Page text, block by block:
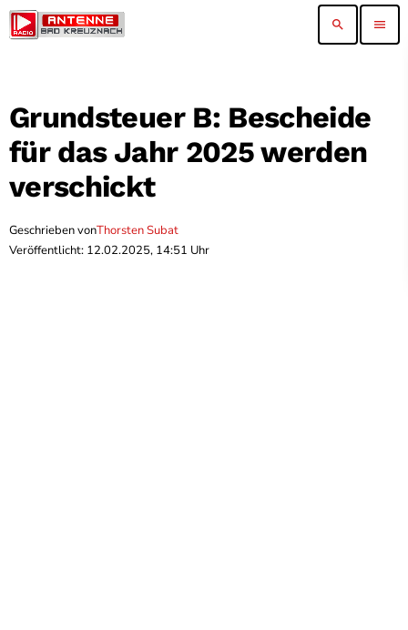
search menu
Grundsteuer B: Bescheide
für das Jahr 2025 werden
verschickt
Geschrieben vonThorsten Subat
Veröffentlicht: 12.02.2025, 14:51 Uhr